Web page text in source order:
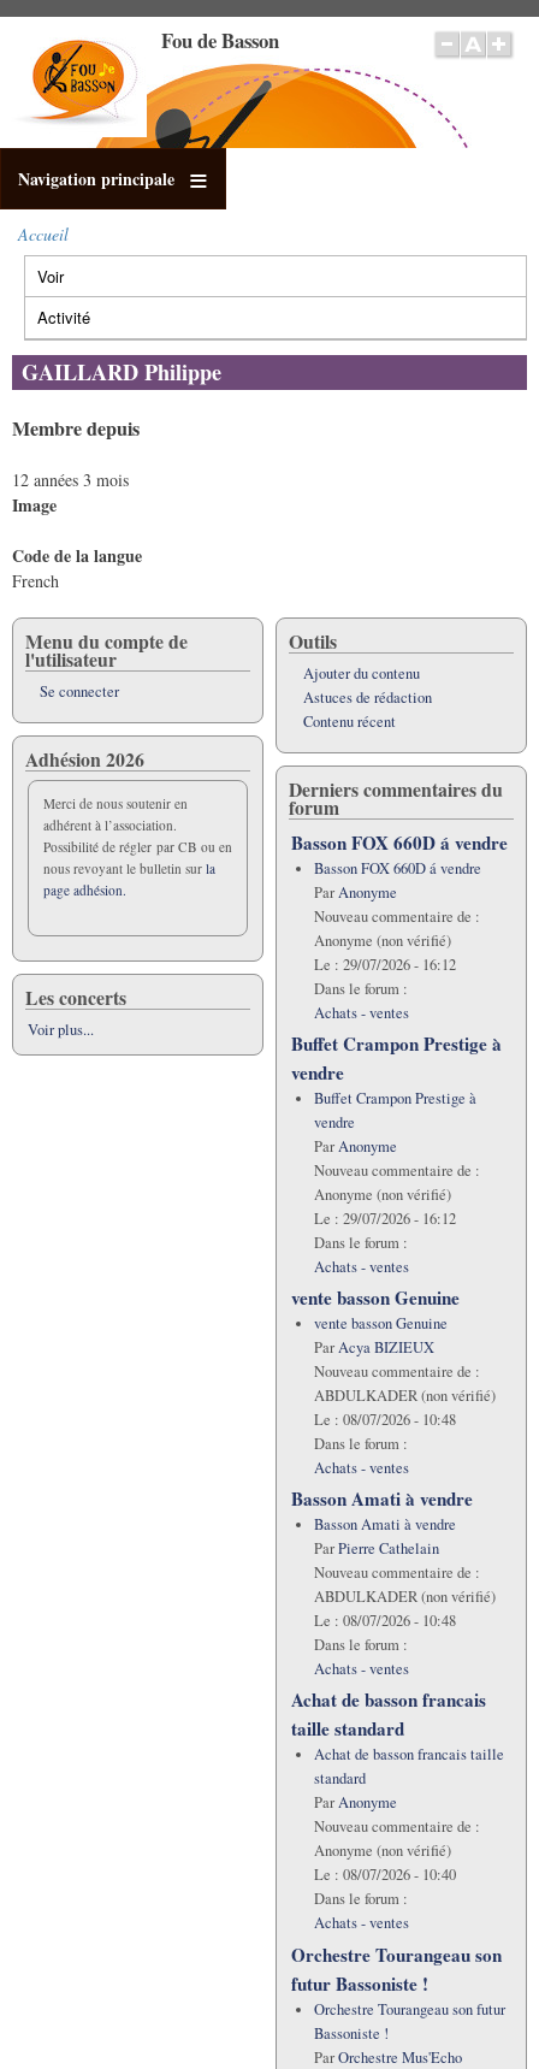
contenu
principal
Fou de Basson
Navigation principale
Fil
d'Ariane
Accueil
Onglets
principaux
Voir(onglet
actif)
Activité
GAILLARD Philippe
Membre depuis
12 années 3 mois
Image
Code de la langue
French
Menu du compte de
l'utilisateur
Se connecter
Adhésion 2026
Merci de nous soutenir en
adhérent à l’association.
Possibilité de régler par CB ou en
nous revoyant le bulletin sur la
page adhésion.
Les concerts
Voir plus...
Outils
Ajouter du contenu
Astuces de rédaction
Contenu récent
Derniers commentaires du
forum
Basson FOX 660D á vendre
Basson FOX 660D á vendre
ParAnonyme
Nouveau commentaire de :
Anonyme (non vérifié)
Le : 29/07/2026 - 16:12
Dans le forum :
Achats - ventes
Buffet Crampon Prestige à
vendre
Buffet Crampon Prestige à
vendre
ParAnonyme
Nouveau commentaire de :
Anonyme (non vérifié)
Le : 29/07/2026 - 16:12
Dans le forum :
Achats - ventes
vente basson Genuine
vente basson Genuine
ParAcya BIZIEUX
Nouveau commentaire de :
ABDULKADER (non vérifié)
Le : 08/07/2026 - 10:48
Dans le forum :
Achats - ventes
Basson Amati à vendre
Basson Amati à vendre
ParPierre Cathelain
Nouveau commentaire de :
ABDULKADER (non vérifié)
Le : 08/07/2026 - 10:48
Dans le forum :
Achats - ventes
Achat de basson francais
taille standard
Achat de basson francais taille
standard
ParAnonyme
Nouveau commentaire de :
Anonyme (non vérifié)
Le : 08/07/2026 - 10:40
Dans le forum :
Achats - ventes
Orchestre Tourangeau son
futur Bassoniste !
Orchestre Tourangeau son futur
Bassoniste !
ParOrchestre Mus'Echo